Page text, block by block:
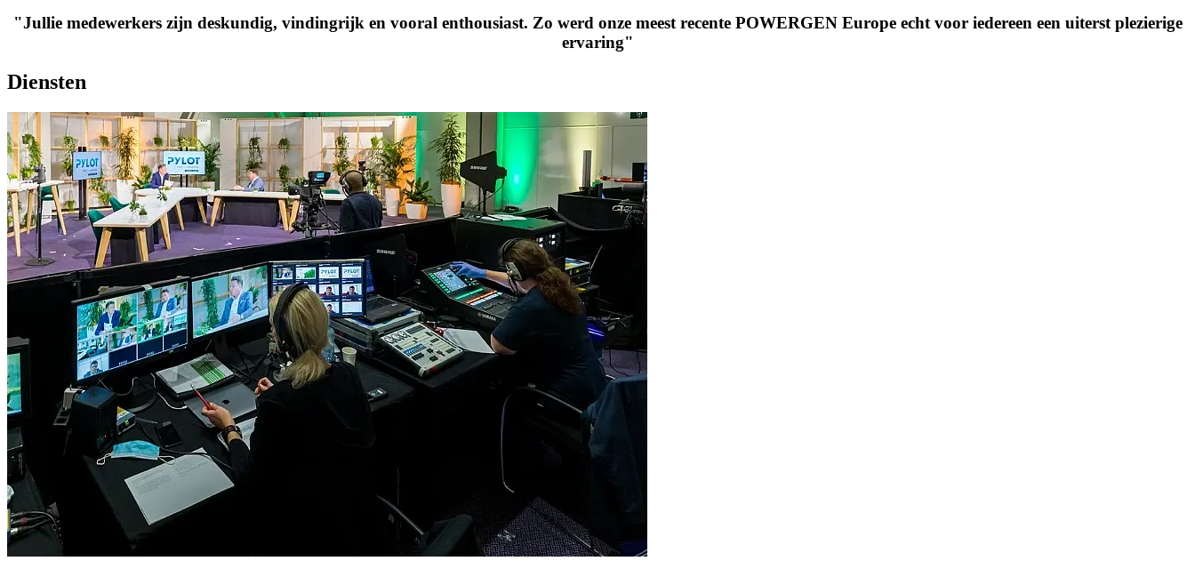
"Jullie medewerkers zijn deskundig, vindingrijk en vooral enthousiast. Zo werd onze meest recente POWERGEN Europe echt voor iedereen een uiterst plezierige
ervaring"
Diensten